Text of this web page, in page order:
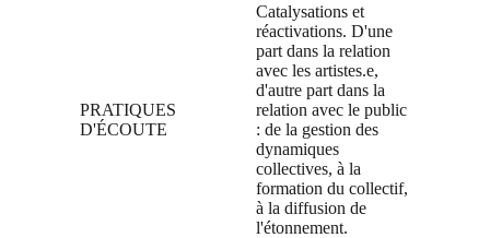
PRATIQUES
D'ÉCOUTE
Catalysations et
réactivations. D'une
part dans la relation
avec les artistes.e,
d'autre part dans la
relation avec le public
: de la gestion des
dynamiques
collectives, à la
formation du collectif,
à la diffusion de
l'étonnement.